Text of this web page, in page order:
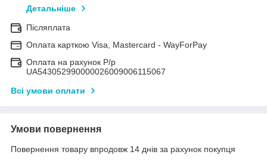
Детальніше
Післяплата
Оплата карткою Visa, Mastercard - WayForPay
Оплата на рахунок Р/р
UA543052990000026009006115067
Всі умови оплати
Умови повернення
Повернення товару впродовж 14 днів за рахунок покупця